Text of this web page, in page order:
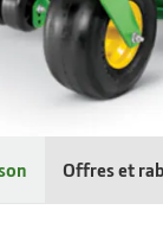
Offres et